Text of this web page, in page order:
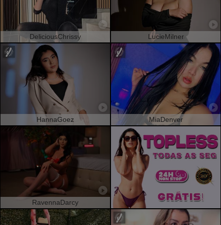
DeliciousChrissy LucieMilner
HannaGoez MiaDenver
RavennaDarcy